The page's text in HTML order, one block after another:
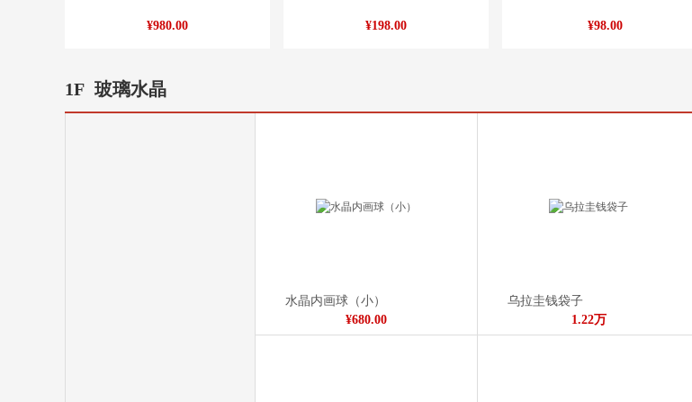
¥980.00 ¥198.00 ¥98.00
1F 玻璃水晶
水晶内画球（小）
¥680.00
乌拉圭钱袋子
1.22万